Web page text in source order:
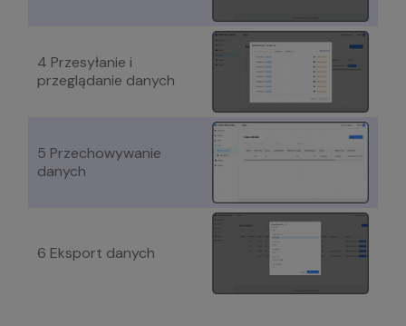
4 Przesyłanie i
przeglądanie danych
5 Przechowywanie
danych
6 Eksport danych